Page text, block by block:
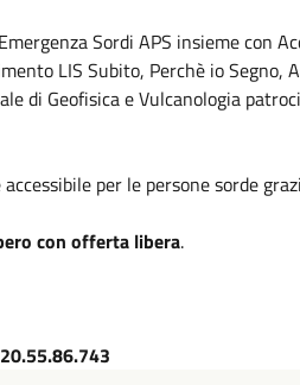
Emergenza Sordi APS insieme con
LIS Subito, Perchè io Segno,
di Geofisica e Vulcanologia
accessibile per le persone sorde
con offerta libera.